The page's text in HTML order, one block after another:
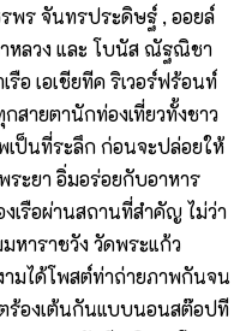
พร จันทรประดิษฐ์ , ออยล์
าหลวง และ โบนัส ณัฐณิชา
อ เอเชียทีค ริเวอร์ฟร้อนท์
สายตานักท่องเที่ยวทั้งชาว
เป็นที่ระลึก ก่อนจะปล่อยให้
ระยา อิ่มอร่อยกับอาหาร
เรือผ่านสถานที่สำคัญ ไม่ว่า
หาราชวัง วัดพระแก้ว
ามได้โพสต์ท่าถ่ายภาพกันจน
ร้องเต้นกันแบบนอนสต๊อปที